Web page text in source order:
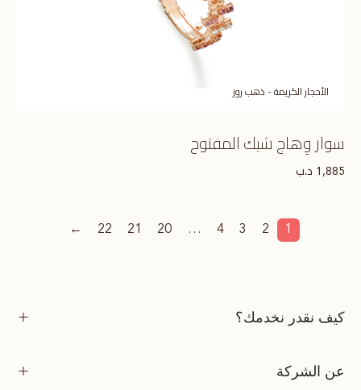
الأحجار الكريمة - ذهب روز
سوار وِهاج شيك المفتوح
1,885 د.ب
1
2
3
4
…
20
21
22
←
كيف نقدر نخدمك؟
عن الشركة